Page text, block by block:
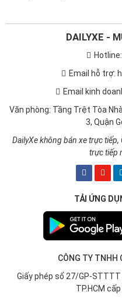
DAILYXE -
Email hỗ trợ:
Email kinh
Văn phòng: Tầng Trệt Tòa
3, Quận
DailyXe không bán xe trực tiếp,
trực tiếp
TẢI ỨNG
CÔNG TY TNHH
Giấy phép số 27/GP-
TP.HCM